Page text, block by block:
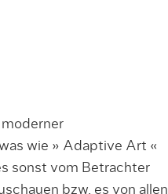
wie » Adaptive Art «
sonst vom Betrachter
bzw. es von allen